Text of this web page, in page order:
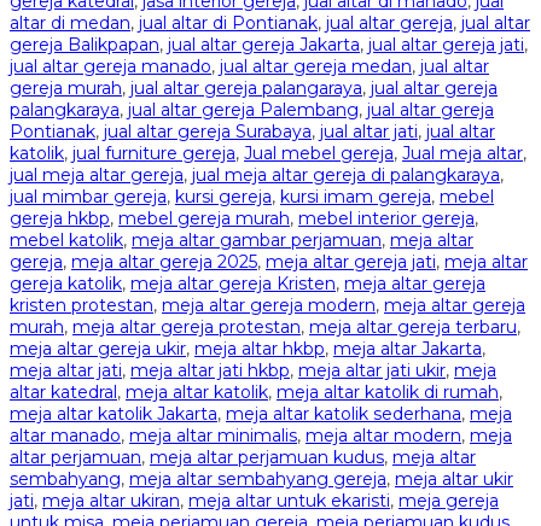
altar di medan, jual altar di Pontianak, jual altar gereja, jual altar
gereja Balikpapan, jual altar gereja Jakarta, jual altar gereja jati,
jual altar gereja manado, jual altar gereja medan, jual altar
gereja murah, jual altar gereja palangaraya, jual altar gereja
palangkaraya, jual altar gereja Palembang, jual altar gereja
Pontianak, jual altar gereja Surabaya, jual altar jati, jual altar
katolik, jual furniture gereja, Jual mebel gereja, Jual meja altar,
jual meja altar gereja, jual meja altar gereja di palangkaraya,
jual mimbar gereja, kursi gereja, kursi imam gereja, mebel
gereja hkbp, mebel gereja murah, mebel interior gereja,
mebel katolik, meja altar gambar perjamuan, meja altar
gereja, meja altar gereja 2025, meja altar gereja jati, meja altar
gereja katolik, meja altar gereja Kristen, meja altar gereja
kristen protestan, meja altar gereja modern, meja altar gereja
murah, meja altar gereja protestan, meja altar gereja terbaru,
meja altar gereja ukir, meja altar hkbp, meja altar Jakarta,
meja altar jati, meja altar jati hkbp, meja altar jati ukir, meja
altar katedral, meja altar katolik, meja altar katolik di rumah,
meja altar katolik Jakarta, meja altar katolik sederhana, meja
altar manado, meja altar minimalis, meja altar modern, meja
altar perjamuan, meja altar perjamuan kudus, meja altar
sembahyang, meja altar sembahyang gereja, meja altar ukir
jati, meja altar ukiran, meja altar untuk ekaristi, meja gereja